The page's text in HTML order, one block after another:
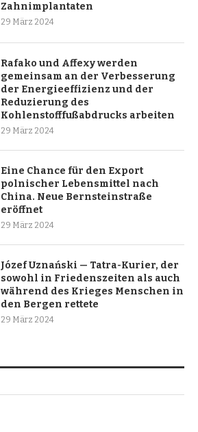
Zahnimplantaten
29 März 2024
Rafako und Affexy werden
gemeinsam an der Verbesserung
der Energieeffizienz und der
Reduzierung des
Kohlenstofffußabdrucks arbeiten
29 März 2024
Eine Chance für den Export
polnischer Lebensmittel nach
China. Neue Bernsteinstraße
eröffnet
29 März 2024
Józef Uznański — Tatra-Kurier, der
sowohl in Friedenszeiten als auch
während des Krieges Menschen in
den Bergen rettete
29 März 2024